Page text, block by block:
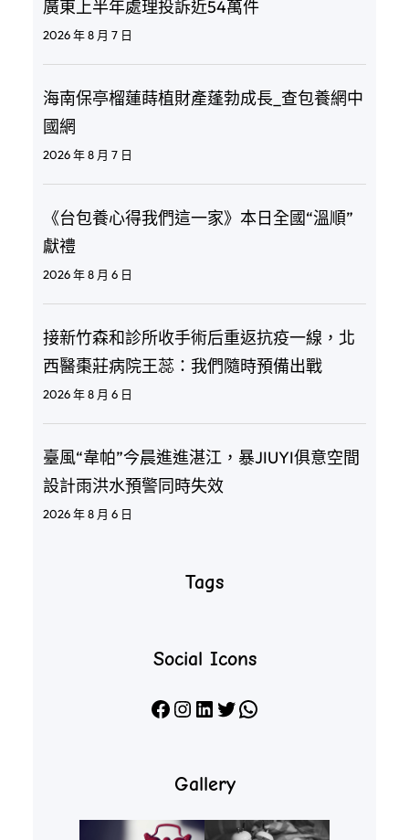
廣東上半年處理投訴近54萬件
2026 年 8 月 7 日
海南保亭榴蓮蒔植財產蓬勃成長_查包養網中
國網
2026 年 8 月 7 日
《台包養心得我們這一家》本日全國“溫順”
獻禮
2026 年 8 月 6 日
接新竹森和診所收手術后重返抗疫一線，北
西醫棗莊病院王蕊：我們隨時預備出戰
2026 年 8 月 6 日
臺風“韋帕”今晨進進湛江，暴JIUYI俱意空間
設計雨洪水預警同時失效
2026 年 8 月 6 日
Tags
Social Icons
Facebook Instagram LinkedIn X WhatsApp
Gallery